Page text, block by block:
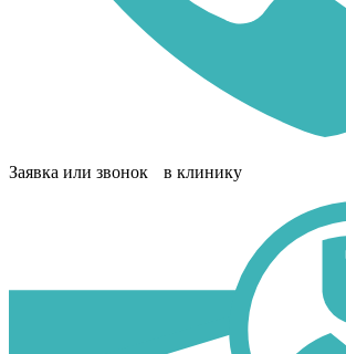
Заявка или звонок в клинику